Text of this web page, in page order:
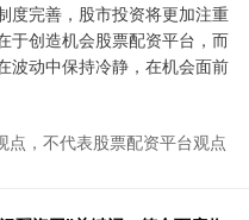
度完善，股市投资将更加注重
于创造机会股票配资平台，而
波动中保持冷静，在机会面前
点，不代表股票配资平台观点